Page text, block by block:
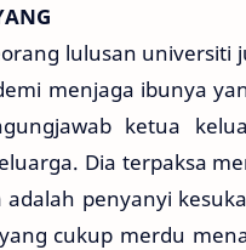
lulusan
menjaga ibunya
ketua
Dia terpaksa
adalah penyanyi
cukup merdu